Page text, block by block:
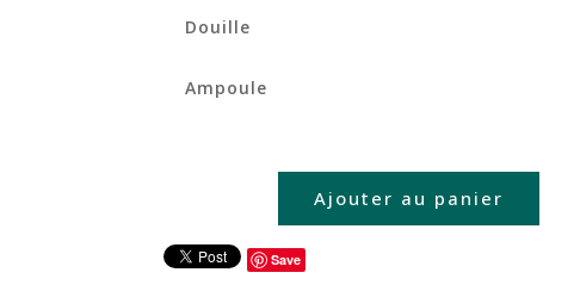
Douille
Ampoule
Ajouter au panier
Save